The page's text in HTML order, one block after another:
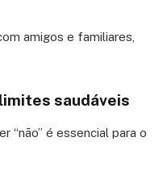
amigos e familiares,
saudáveis
“não” é essencial para o